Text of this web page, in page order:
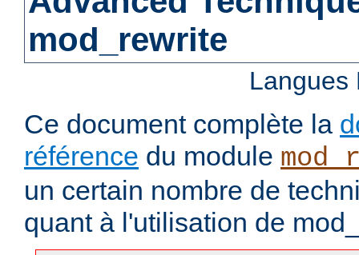
mod_rewrite
Ce document complète la
référence du module
un certain nombre de
quant à l'utilisation de